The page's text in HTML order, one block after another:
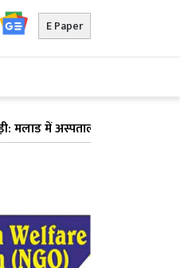
E Paper
अस्पताल देने का झांसा देकर 6